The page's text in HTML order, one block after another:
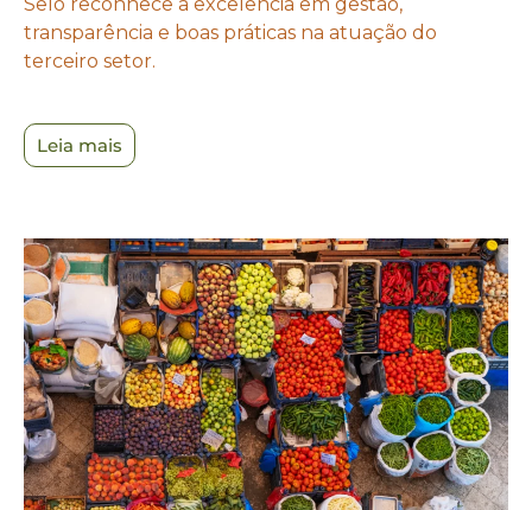
transparência e boas práticas na atuação do
terceiro setor.
Leia mais